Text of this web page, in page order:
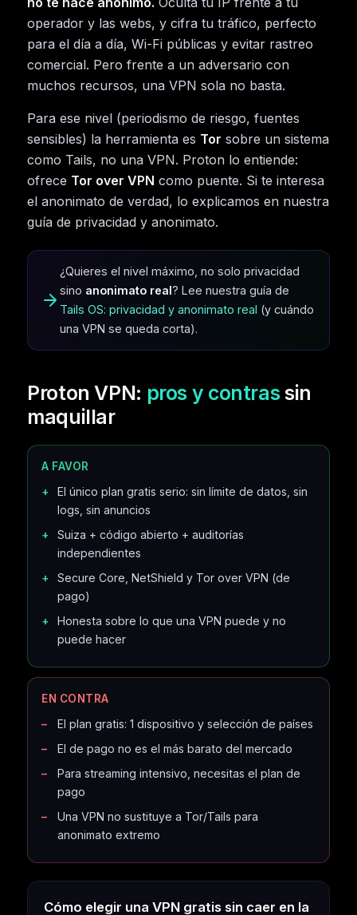
operador y las webs, y cifra tu tráfico, perfecto
para el día a día, Wi-Fi públicas y evitar rastreo
comercial. Pero frente a un adversario con
muchos recursos, una VPN sola no basta.
Para ese nivel (periodismo de riesgo, fuentes
sensibles) la herramienta es Tor sobre un sistema
como Tails, no una VPN. Proton lo entiende:
ofrece Tor over VPN como puente. Si te interesa
el anonimato de verdad, lo explicamos en nuestra
guía de privacidad y anonimato.
¿Quieres el nivel máximo, no solo privacidad
sino anonimato real? Lee nuestra guía de
Tails OS: privacidad y anonimato real (y cuándo
una VPN se queda corta).
Proton VPN: pros y contrassin
maquillar
A FAVOR
El único plan gratis serio: sin límite de datos, sin
logs, sin anuncios
Suiza + código abierto + auditorías
independientes
Secure Core, NetShield y Tor over VPN (de
pago)
Honesta sobre lo que una VPN puede y no
puede hacer
EN CONTRA
El plan gratis: 1 dispositivo y selección de países
El de pago no es el más barato del mercado
Para streaming intensivo, necesitas el plan de
pago
Una VPN no sustituye a Tor/Tails para
anonimato extremo
Cómo elegir una VPN gratis sin caer en la